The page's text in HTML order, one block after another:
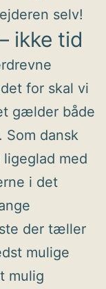
selv!
ikke tid
for skal vi
gælder både
dansk
med
i det
der tæller
mulige
mulig